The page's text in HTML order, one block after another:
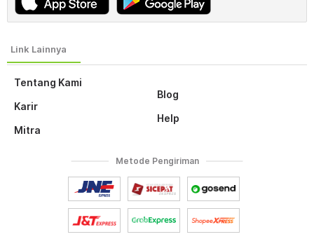
Tentang Kami
Karir
Mitra
Blog
Help
Metode Pengiriman